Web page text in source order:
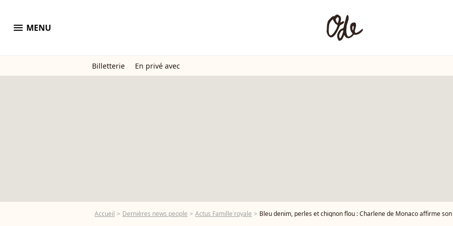
menu MENU
Billetterie En privé avec
Accueil Dernières news people Actus Famille royale Bleu denim, perles et chignon flou : Charlene de Monaco affirme